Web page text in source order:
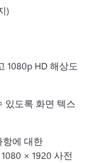
)
1080p HD 해상도
있도록 화면 텍스
항에 대한
1080 × 1920 사전